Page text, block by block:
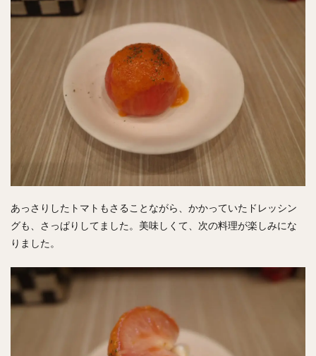
あっさりしたトマトもさることながら、かかっていたドレッシン
グも、さっぱりしてました。美味しくて、次の料理が楽しみにな
りました。